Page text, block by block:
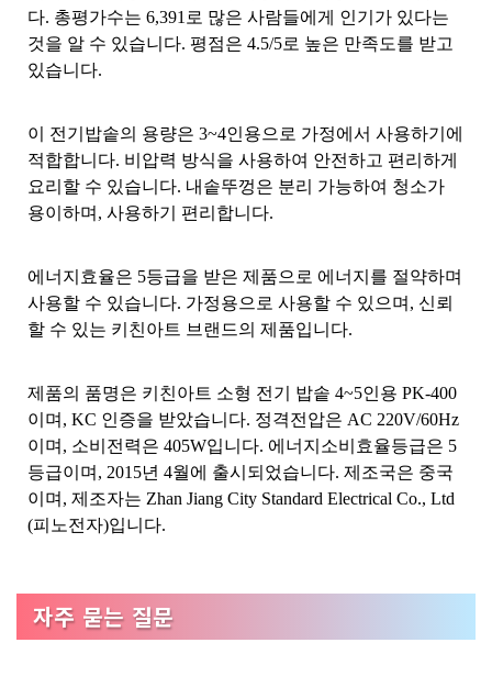
다. 총평가수는 6,391로 많은 사람들에게 인기가 있다는
것을 알 수 있습니다. 평점은 4.5/5로 높은 만족도를 받고
있습니다.
이 전기밥솥의 용량은 3~4인용으로 가정에서 사용하기에
적합합니다. 비압력 방식을 사용하여 안전하고 편리하게
요리할 수 있습니다. 내솥뚜껑은 분리 가능하여 청소가
용이하며, 사용하기 편리합니다.
에너지효율은 5등급을 받은 제품으로 에너지를 절약하며
사용할 수 있습니다. 가정용으로 사용할 수 있으며, 신뢰
할 수 있는 키친아트 브랜드의 제품입니다.
제품의 품명은 키친아트 소형 전기 밥솥 4~5인용 PK-400
이며, KC 인증을 받았습니다. 정격전압은 AC 220V/60Hz
이며, 소비전력은 405W입니다. 에너지소비효율등급은 5
등급이며, 2015년 4월에 출시되었습니다. 제조국은 중국
이며, 제조자는 Zhan Jiang City Standard Electrical Co., Ltd
(피노전자)입니다.
자주 묻는 질문